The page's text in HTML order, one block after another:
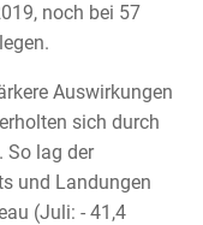
noch bei 57
Auswirkungen
sich durch
So lag der
und Landungen
(Juli: - 41,4